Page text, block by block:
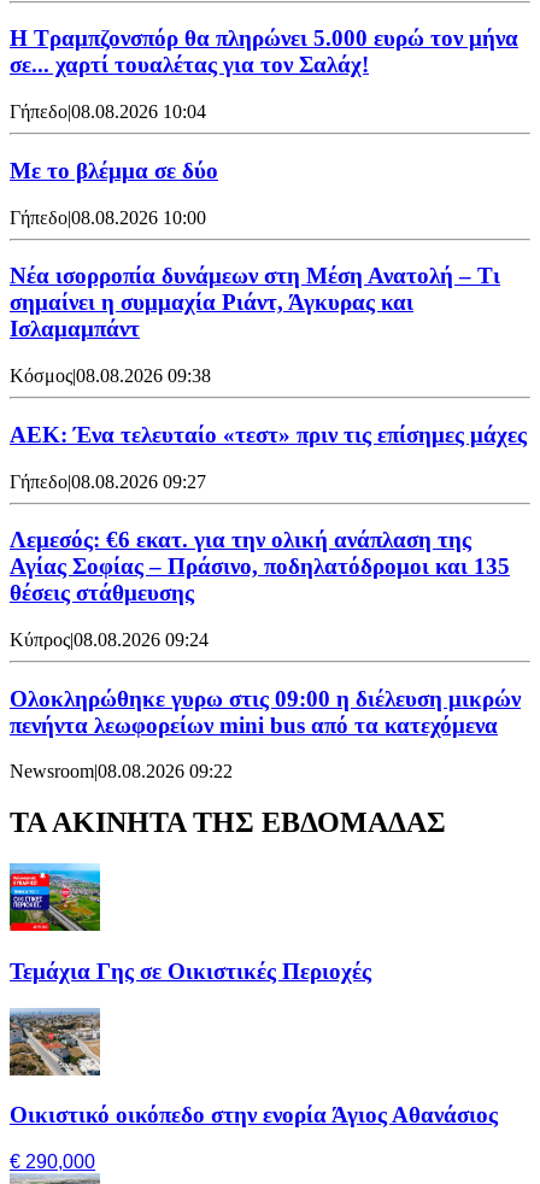
Η Τραμπζονσπόρ θα πληρώνει 5.000 ευρώ τον μήνα
σε... χαρτί τουαλέτας για τον Σαλάχ!
Γήπεδο|08.08.2026 10:04
Με το βλέμμα σε δύο
Γήπεδο|08.08.2026 10:00
Νέα ισορροπία δυνάμεων στη Μέση Ανατολή – Τι
σημαίνει η συμμαχία Ριάντ, Άγκυρας και
Ισλαμαμπάντ
Κόσμος|08.08.2026 09:38
ΑΕΚ: Ένα τελευταίο «τεστ» πριν τις επίσημες μάχες
Γήπεδο|08.08.2026 09:27
Λεμεσός: €6 εκατ. για την ολική ανάπλαση της
Αγίας Σοφίας – Πράσινο, ποδηλατόδρομοι και 135
θέσεις στάθμευσης
Κύπρος|08.08.2026 09:24
Ολοκληρώθηκε γυρω στις 09:00 η διέλευση μικρών
πενήντα λεωφορείων mini bus από τα κατεχόμενα
Newsroom|08.08.2026 09:22
ΤΑ ΑΚΙΝΗΤΑ ΤΗΣ ΕΒΔΟΜΑΔΑΣ
Τεμάχια Γης σε Οικιστικές Περιοχές
Οικιστικό οικόπεδο στην ενορία Άγιος Αθανάσιος
€ 290,000